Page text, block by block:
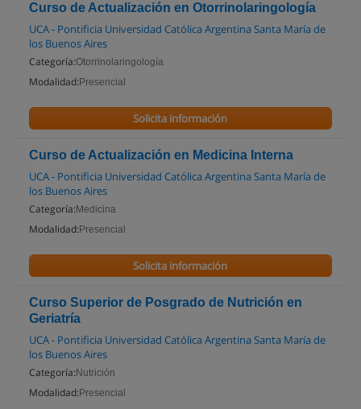
Curso de Actualización en Otorrinolaringología
UCA - Pontificia Universidad Católica Argentina Santa María de
los Buenos Aires
Categoría:Otorrinolaringología
Modalidad: Presencial
Solicita información
Curso de Actualización en Medicina Interna
UCA - Pontificia Universidad Católica Argentina Santa María de
los Buenos Aires
Categoría: Medicina
Modalidad: Presencial
Solicita información
Curso Superior de Posgrado de Nutrición en
Geriatría
UCA - Pontificia Universidad Católica Argentina Santa María de
los Buenos Aires
Categoría: Nutrición
Modalidad: Presencial